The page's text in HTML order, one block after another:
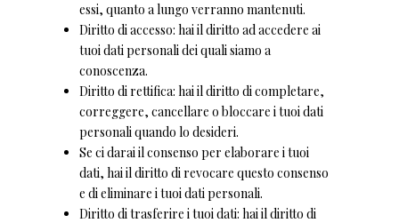
essi, quanto a lungo verranno mantenuti.
Diritto di accesso: hai il diritto ad accedere ai
tuoi dati personali dei quali siamo a
conoscenza.
Diritto di rettifica: hai il diritto di completare,
correggere, cancellare o bloccare i tuoi dati
personali quando lo desideri.
Se ci darai il consenso per elaborare i tuoi
dati, hai il diritto di revocare questo consenso
e di eliminare i tuoi dati personali.
Diritto di trasferire i tuoi dati: hai il diritto di